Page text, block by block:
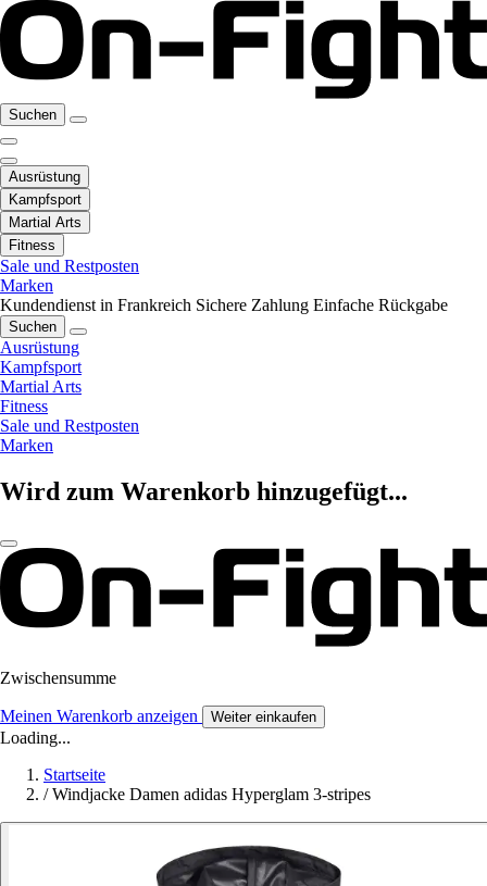
Suchen
Ausrüstung
Kampfsport
Martial Arts
Fitness
Sale und Restposten
Marken
Kundendienst in Frankreich Sichere Zahlung Einfache Rückgabe
Suchen
Ausrüstung
Kampfsport
Martial Arts
Fitness
Sale und Restposten
Marken
Wird zum Warenkorb hinzugefügt...
Zwischensumme
Meinen Warenkorb anzeigen Weiter einkaufen
Loading...
Startseite
/ Windjacke Damen adidas Hyperglam 3-stripes